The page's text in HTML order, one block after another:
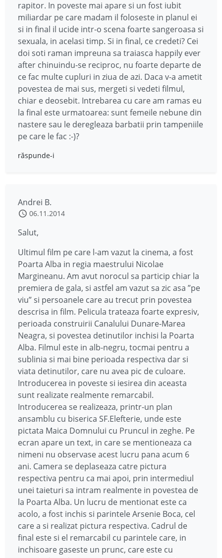
rapitor. In poveste mai apare si un fost iubit
miliardar pe care madam il foloseste in planul ei
si in final il ucide intr-o scena foarte sangeroasa si
sexuala, in acelasi timp. Si in final, ce credeti? Cei
doi soti raman impreuna sa traiasca happily ever
after chinuindu-se reciproc, nu foarte departe de
ce fac multe cupluri in ziua de azi. Daca v-a ametit
povestea de mai sus, mergeti si vedeti filmul,
chiar e deosebit. Intrebarea cu care am ramas eu
la final este urmatoarea: sunt femeile nebune din
nastere sau le deregleaza barbatii prin tampeniile
pe care le fac :-)?
răspunde-i
Andrei B.
06.11.2014
Salut,
Ultimul film pe care l-am vazut la cinema, a fost
Poarta Alba in regia maestrului Nicolae
Margineanu. Am avut norocul sa particip chiar la
premiera de gala, si astfel am vazut sa zic asa ”pe
viu” si persoanele care au trecut prin povestea
descrisa in film. Pelicula trateaza foarte expresiv,
perioada construirii Canalului Dunare-Marea
Neagra, si povestea detinutilor inchisi la Poarta
Alba. Filmul este in alb-negru, tocmai pentru a
sublinia si mai bine perioada respectiva dar si
viata detinutilor, care nu avea pic de culoare.
Introducerea in poveste si iesirea din aceasta
sunt realizate realmente remarcabil.
Introducerea se realizeaza, printr-un plan
ansamblu cu biserica SF.Elefterie, unde este
pictata Maica Domnului cu Pruncul in zeghe. Pe
ecran apare un text, in care se mentioneaza ca
nimeni nu observase acest lucru pana acum 6
ani. Camera se deplaseaza catre pictura
respectiva pentru ca mai apoi, prin intermediul
unei taieturi sa intram realmente in povestea de
la Poarta Alba. Un lucru de mentionat este ca
acolo, a fost inchis si parintele Arsenie Boca, cel
care a si realizat pictura respectiva. Cadrul de
final este si el remarcabil cu parintele care, in
inchisoare gaseste un prunc, care este cu